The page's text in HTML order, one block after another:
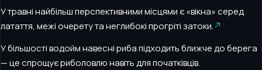
У травні найбільш перспективними місцями є «вікна» серед
латаття, межі очерету та неглибокі прогріті затоки.
У більшості водойм навесні риба підходить ближче до берега
— це спрощує риболовлю навіть для початківців.